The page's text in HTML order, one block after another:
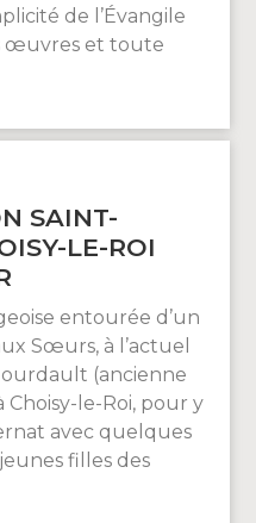
de l’Évangile
œuvres et toute
SAINT-
LE-ROI
entourée d’un
Sœurs, à l’actuel
(ancienne
Choisy-le-Roi, pour y
avec quelques
filles des